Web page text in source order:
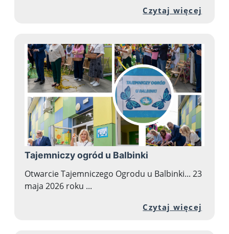
Czytaj więcej
Tajemniczy ogród u Balbinki
Otwarcie Tajemniczego Ogrodu u Balbinki... 23
maja 2026 roku ...
Czytaj więcej